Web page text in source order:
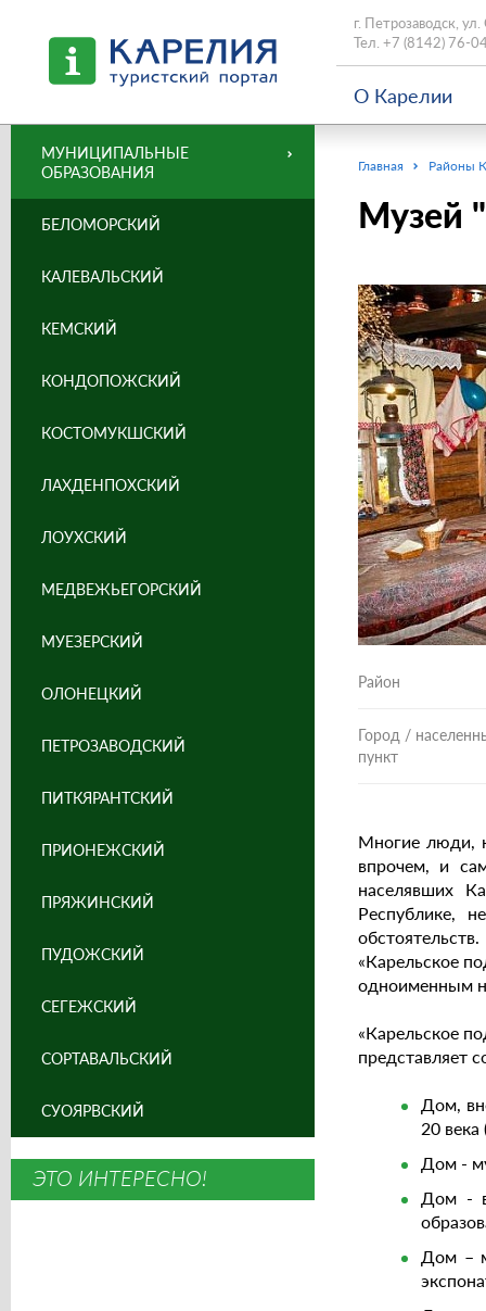
г. Петрозаводск,
Тел. +7 (8142) 76-
О Карелии
Главная Районы
Музей
Район
Город /
пункт
Многие люди,
впрочем, и
населявших
Республике,
«Карельское
одноименным
«Карельское
представляет
Дом,
20
Дом -
Дом -
Дом –
МУНИЦИПАЛЬНЫЕ
ОБРАЗОВАНИЯ
БЕЛОМОРСКИЙ
КАЛЕВАЛЬСКИЙ
КЕМСКИЙ
КОНДОПОЖСКИЙ
КОСТОМУКШСКИЙ
ЛАХДЕНПОХСКИЙ
ЛОУХСКИЙ
МЕДВЕЖЬЕГОРСКИЙ
МУЕЗЕРСКИЙ
ОЛОНЕЦКИЙ
ПЕТРОЗАВОДСКИЙ
ПИТКЯРАНТСКИЙ
ПРИОНЕЖСКИЙ
ПРЯЖИНСКИЙ
ПУДОЖСКИЙ
СЕГЕЖСКИЙ
СОРТАВАЛЬСКИЙ
СУОЯРВСКИЙ
ЭТО ИНТЕРЕСНО!